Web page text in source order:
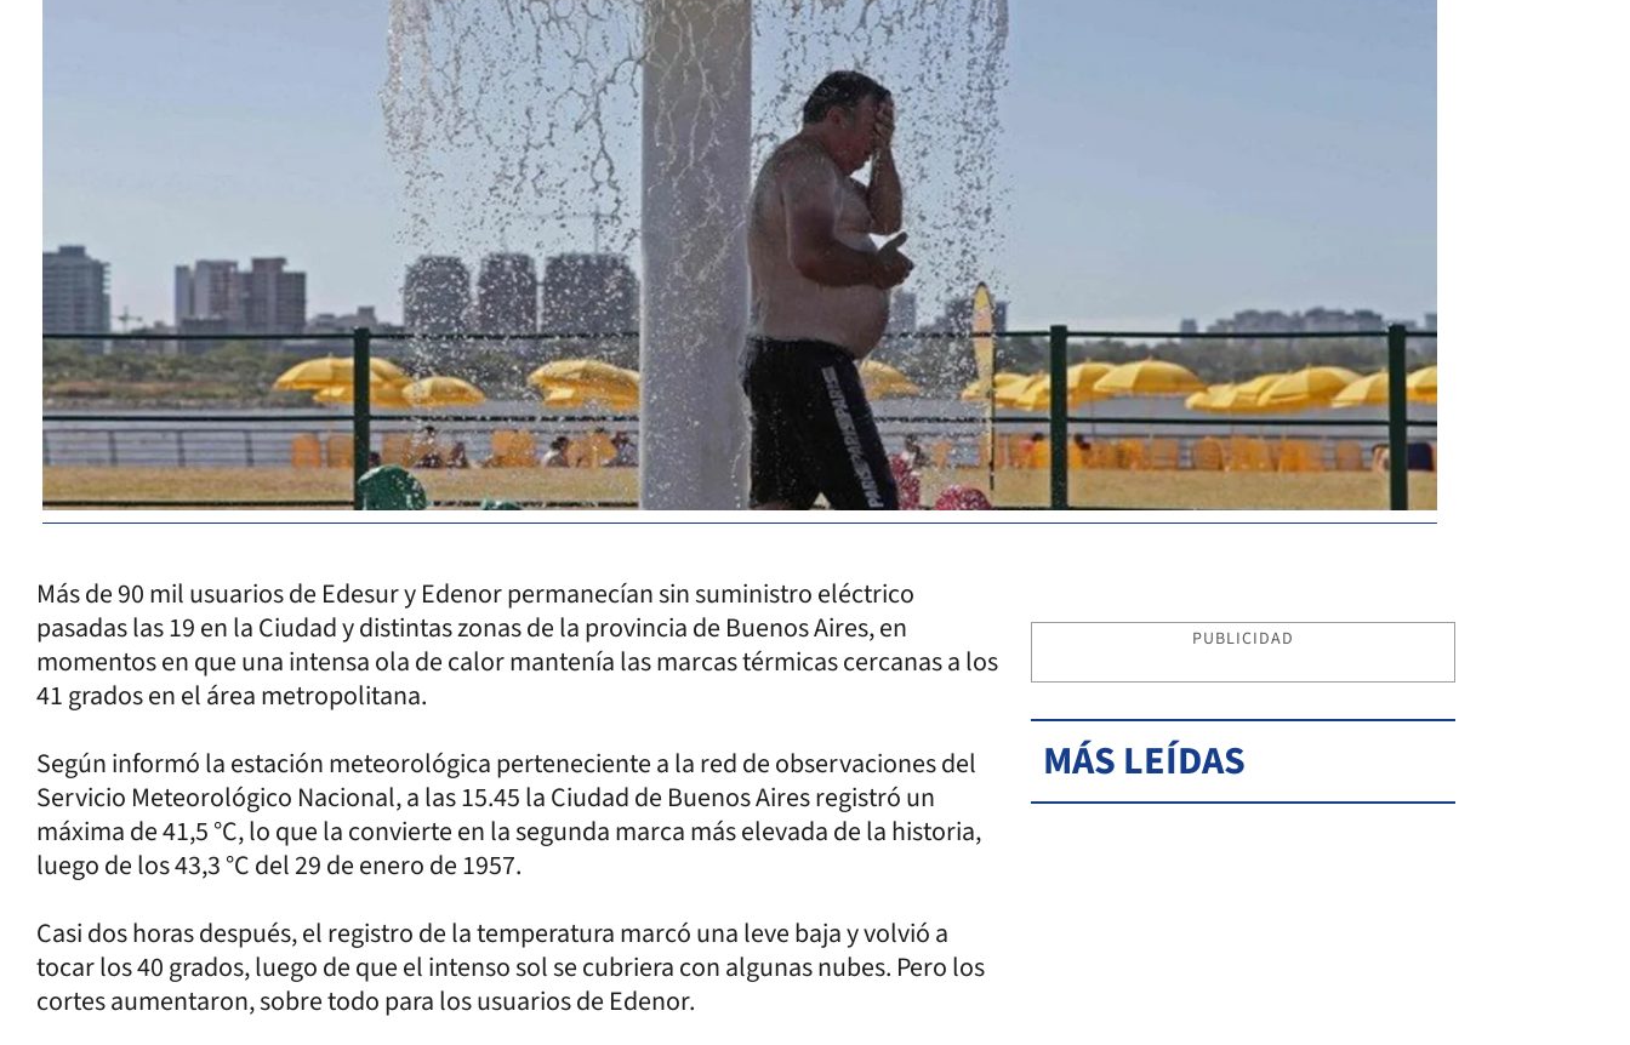
Más de 90 mil usuarios de Edesur y Edenor permanecían sin suministro eléctrico
pasadas las 19 en la Ciudad y distintas zonas de la provincia de Buenos Aires, en
momentos en que una intensa ola de calor mantenía las marcas térmicas cercanas a los
41 grados en el área metropolitana.
Según informó la estación meteorológica perteneciente a la red de observaciones del
Servicio Meteorológico Nacional, a las 15.45 la Ciudad de Buenos Aires registró un
máxima de 41,5 °C, lo que la convierte en la segunda marca más elevada de la historia,
luego de los 43,3 °C del 29 de enero de 1957.
Casi dos horas después, el registro de la temperatura marcó una leve baja y volvió a
tocar los 40 grados, luego de que el intenso sol se cubriera con algunas nubes. Pero los
cortes aumentaron, sobre todo para los usuarios de Edenor.
PUBLICIDAD
MÁS LEÍDAS